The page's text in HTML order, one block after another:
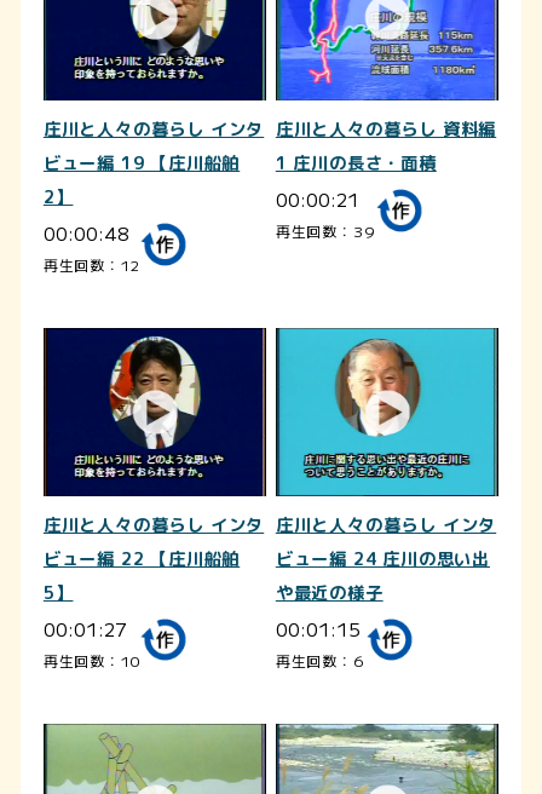
庄川と人々の暮らし インタ
ビュー編 19 【庄川船舶
2】
00:00:48
再生回数：12
庄川と人々の暮らし 資料編
1 庄川の長さ・面積
00:00:21
再生回数：39
庄川と人々の暮らし インタ
ビュー編 22 【庄川船舶
5】
00:01:27
再生回数：10
庄川と人々の暮らし インタ
ビュー編 24 庄川の思い出
や最近の様子
00:01:15
再生回数：6